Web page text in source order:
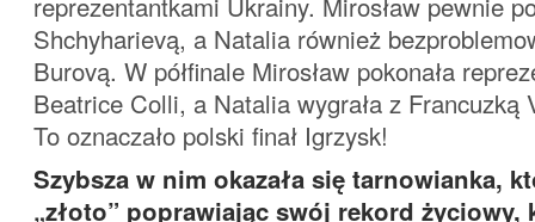
Shchyharievą, a Natalia również
Burovą. W półfinale Mirosław pokonała
Beatrice Colli, a Natalia wygrała z Francuzką
To oznaczało polski finał Igrzysk!
Szybsza w nim okazała się tarnowianka,
„złoto” poprawiając swój rekord